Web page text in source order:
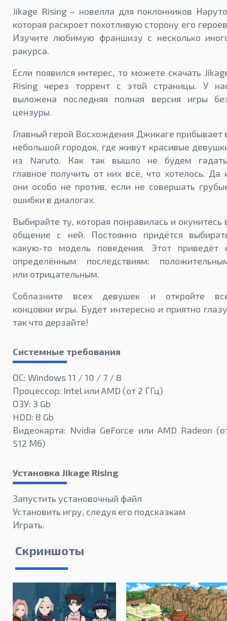
Jikage Rising – новелла для поклонников
которая раскроет похотливую сторону его
Изучите любимую франшизу с несколько
ракурса.
Если появился интерес, то можете скачать
Rising через торрент с этой страницы. У
выложена последняя полная версия игры
цензуры.
Главный герой Восхождения Джикаге прибывает
небольшой городок, где живут красивые
из Naruto. Как так вышло не будем
главное получить от них всё, что хотелось. Да
они особо не против, если не совершать
ошибки в диалогах.
Выбирайте ту, которая понравилась и окунитесь
общение с ней. Постоянно придётся
какую-то модель поведения. Этот приведёт
определённым последствиям:
или отрицательным.
Соблазните всех девушек и откройте
концовки игры. Будет интересно и приятно
так что дерзайте!
Системные требования
ОС: Windows 11 / 10 / 7 / 8
Процессор: Intel или AMD (от 2 ГГц)
ОЗУ: 3 Gb
HDD: 8 Gb
Видеокарта: Nvidia GeForce или AMD Radeon
512 Мб)
Установка Jikage Rising
Запустить установочный файл
Установить игру, следуя его подсказкам
Играть.
Скриншоты